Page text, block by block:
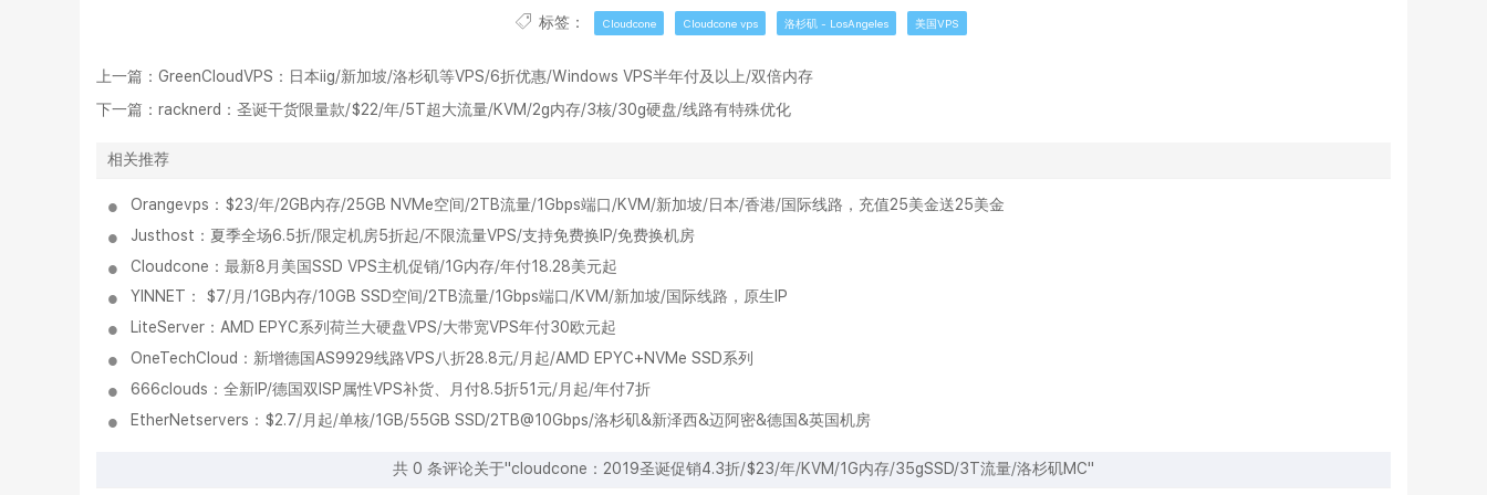
标签： Cloudcone Cloudcone vps 洛杉矶 - LosAngeles 美国VPS
上一篇： GreenCloudVPS：日本iig/新加坡/洛杉矶等VPS/6折优惠/Windows VPS半年付及以上/双倍内存
下一篇： racknerd：圣诞干货限量款/$22/年/5T超大流量/KVM/2g内存/3核/30g硬盘/线路有特殊优化
相关推荐
Orangevps：$23/年/2GB内存/25GB NVMe空间/2TB流量/1Gbps端口/KVM/新加坡/日本/香港/国际线路，充值25美金送25美金
Justhost：夏季全场6.5折/限定机房5折起/不限流量VPS/支持免费换IP/免费换机房
Cloudcone：最新8月美国SSD VPS主机促销/1G内存/年付18.28美元起
YINNET： $7/月/1GB内存/10GB SSD空间/2TB流量/1Gbps端口/KVM/新加坡/国际线路，原生IP
LiteServer：AMD EPYC系列荷兰大硬盘VPS/大带宽VPS年付30欧元起
OneTechCloud：新增德国AS9929线路VPS八折28.8元/月起/AMD EPYC+NVMe SSD系列
666clouds：全新IP/德国双ISP属性VPS补货、月付8.5折51元/月起/年付7折
EtherNetservers：$2.7/月起/单核/1GB/55GB SSD/2TB@10Gbps/洛杉矶&新泽西&迈阿密&德国&英国机房
共 0 条评论关于"cloudcone：2019圣诞促销4.3折/$23/年/KVM/1G内存/35gSSD/3T流量/洛杉矶MC"